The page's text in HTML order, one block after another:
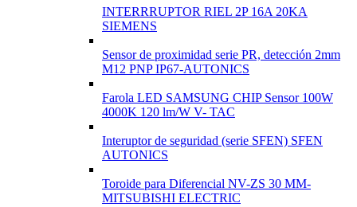
INTERRRUPTOR RIEL 2P 16A 20KA
SIEMENS
Sensor de proximidad serie PR, detección 2mm
M12 PNP IP67-AUTONICS
Farola LED SAMSUNG CHIP Sensor 100W
4000K 120 lm/W V- TAC
Interuptor de seguridad (serie SFEN) SFEN
AUTONICS
Toroide para Diferencial NV-ZS 30 MM-
MITSUBISHI ELECTRIC